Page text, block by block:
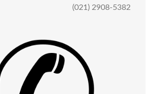
(021) 2908-5382